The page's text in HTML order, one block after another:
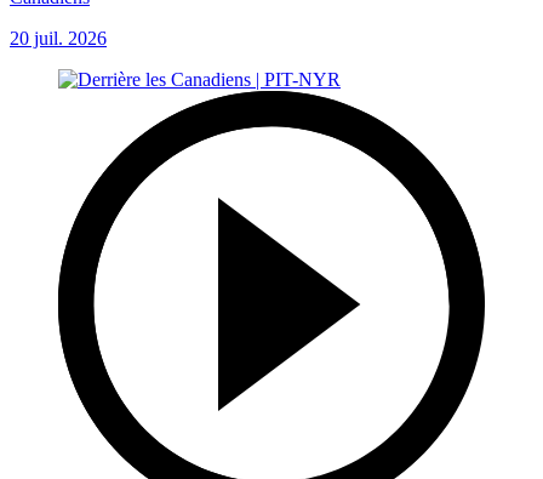
20 juil. 2026